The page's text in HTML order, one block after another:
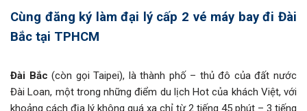
Cùng đăng ký làm đại lý cấp 2 vé máy bay đi Đài
Bắc tại TPHCM
Đài Bắc (còn gọi Taipei), là thành phố – thủ đô của đất nước
Đài Loan, một trong những điểm du lịch Hot của khách Việt, với
khoảng cách địa lý không quá xa chỉ từ 2 tiếng 45 phút – 3 tiếng